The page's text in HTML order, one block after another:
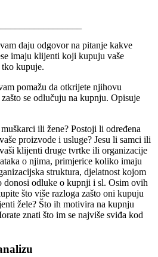
vam daju odgovor na pitanje kakve
imaju klijenti koji kupuju vaše
kupuje.
pomažu da otkrijete njihovu
se odlučuju na kupnju. Opisuje
ili žene? Postoji li određena
proizvode i usluge? Jesu li samci ili
klijenti druge tvrtke ili organizacije
o njima, primjerice koliko imaju
struktura, djelatnost kojom
donosi odluke o kupnji i sl. Osim ovih
što više razloga zašto oni kupuju
žele? Što ih motivira na kupnju
znati što im se najviše sviđa kod